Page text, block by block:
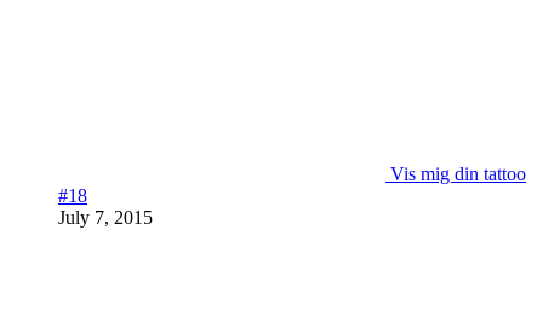
Vis mig din tattoo
#18
July 7, 2015